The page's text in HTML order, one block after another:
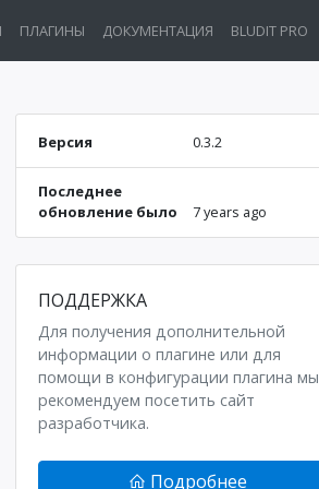
ПЛАГИНЫ ДОКУМЕНТАЦИЯ BLUDIT PRO
Версия 0.3.2
Последнее
обновление было
7 years ago
ПОДДЕРЖКА
Для получения дополнительной
информации о плагине или для
помощи в конфигурации плагина мы
рекомендуем посетить сайт
разработчика.
Подробнее